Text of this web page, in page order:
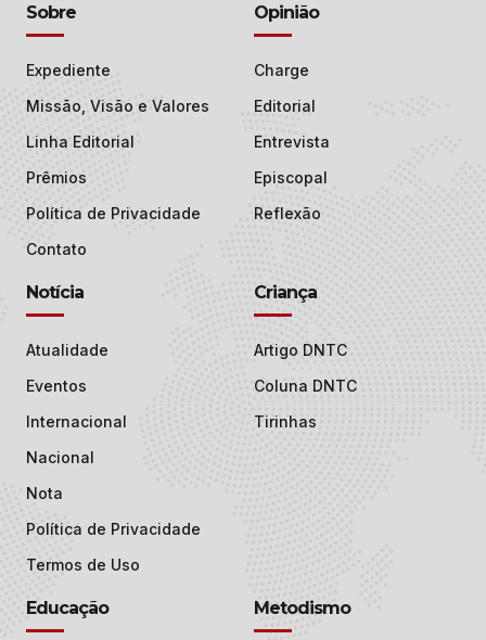
Sobre
Expediente
Missão, Visão e Valores
Linha Editorial
Prêmios
Política de Privacidade
Contato
Opinião
Charge
Editorial
Entrevista
Episcopal
Reflexão
Notícia
Atualidade
Eventos
Internacional
Nacional
Nota
Política de Privacidade
Termos de Uso
Criança
Artigo DNTC
Coluna DNTC
Tirinhas
Educação Metodismo